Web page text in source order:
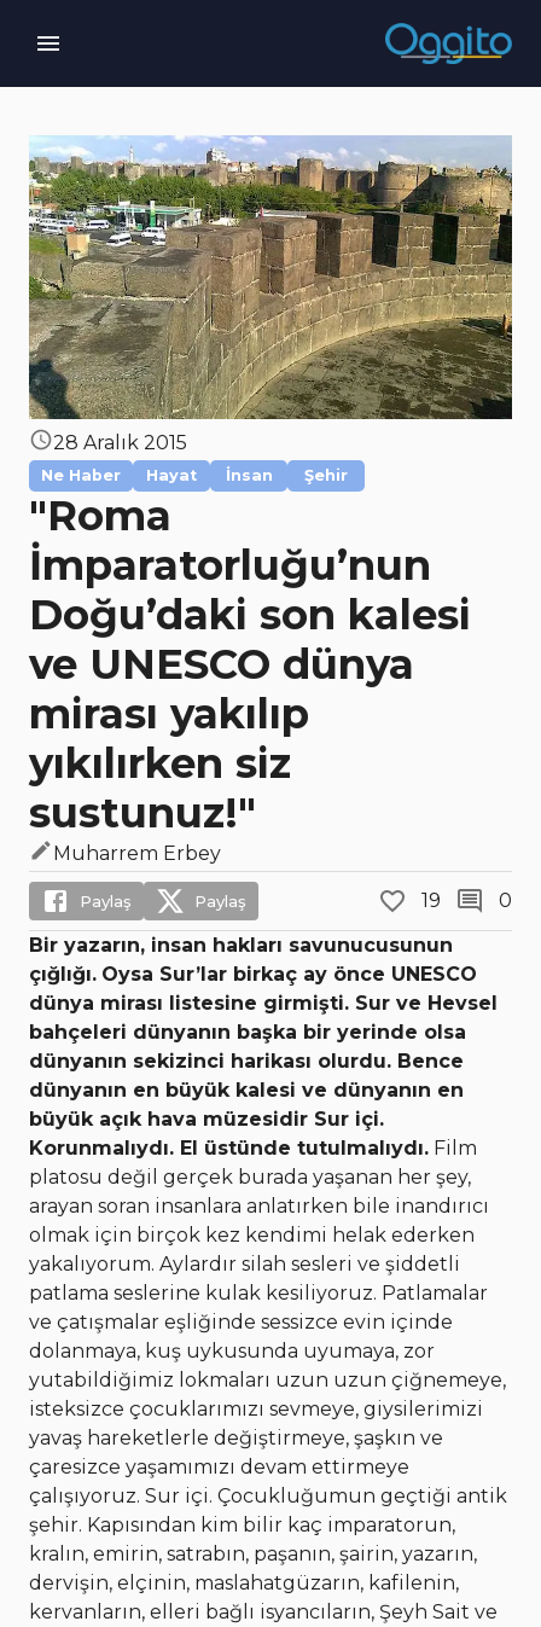
28 Aralık 2015
Ne Haber Hayat İnsan Şehir
"Roma
İmparatorluğu’nun
Doğu’daki son kalesi
ve UNESCO dünya
mirası yakılıp
yıkılırken siz
sustunuz!"
Muharrem Erbey
Paylaş Paylaş 19
0
Bir yazarın, insan hakları savunucusunun
çığlığı. Oysa Sur’lar birkaç ay önce UNESCO
dünya mirası listesine girmişti. Sur ve Hevsel
bahçeleri dünyanın başka bir yerinde olsa
dünyanın sekizinci harikası olurdu. Bence
dünyanın en büyük kalesi ve dünyanın en
büyük açık hava müzesidir Sur içi.
Korunmalıydı. El üstünde tutulmalıydı. Film
platosu değil gerçek burada yaşanan her şey,
arayan soran insanlara anlatırken bile inandırıcı
olmak için birçok kez kendimi helak ederken
yakalıyorum. Aylardır silah sesleri ve şiddetli
patlama seslerine kulak kesiliyoruz. Patlamalar
ve çatışmalar eşliğinde sessizce evin içinde
dolanmaya, kuş uykusunda uyumaya, zor
yutabildiğimiz lokmaları uzun uzun çiğnemeye,
isteksizce çocuklarımızı sevmeye, giysilerimizi
yavaş hareketlerle değiştirmeye, şaşkın ve
çaresizce yaşamımızı devam ettirmeye
çalışıyoruz. Sur içi. Çocukluğumun geçtiği antik
şehir. Kapısından kim bilir kaç imparatorun,
kralın, emirin, satrabın, paşanın, şairin, yazarın,
dervişin, elçinin, maslahatgüzarın, kafilenin,
kervanların, elleri bağlı isyancıların, Şeyh Sait ve